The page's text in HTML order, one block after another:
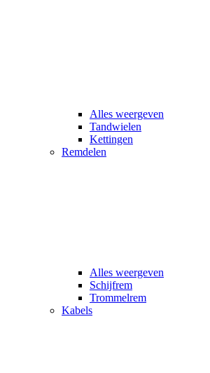
Alles weergeven
Tandwielen
Kettingen
Remdelen
Alles weergeven
Schijfrem
Trommelrem
Kabels